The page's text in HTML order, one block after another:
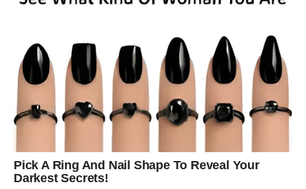
mogao osećati ograničenja – spoljašnja ili unutrašnja.
Sada dolazi oslobađanje. Nove šanse se otvaraju kroz
promenu okruženja, putovanja, učenje, selidbu ili susret
sa ljudima koji vam šire vidike.
Perspektiva se menja jer shvatate da ne morate ostati
tamo gde vam je tesno. Sudbina vam daje znak da je
vreme da ponovo verujete u sebe i svoje snove. Na
poslovnom planu, moguća je ponuda izdaleka, saradnja